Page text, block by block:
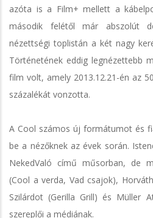
azóta is a Film+ mellett a
második felétől már abszolút
nézettségi toplistán a két nagy
Történetének eddig legnézettebb
film volt, amely 2013.12.21-én az
százalékát vonzotta.
A Cool számos új formátumot és
be a nézőknek az évek során.
NekedValó című műsorban, de
(Cool a verda, Vad csajok),
Szilárdot (Gerilla Grill) és Müller
szereplői a médiának.